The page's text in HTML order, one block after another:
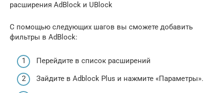
расширения AdBlock и UBlock
С помощью следующих шагов вы сможете добавить
фильтры в AdBlock:
Перейдите в список расширений
Зайдите в Adblock Plus и нажмите «Параметры».